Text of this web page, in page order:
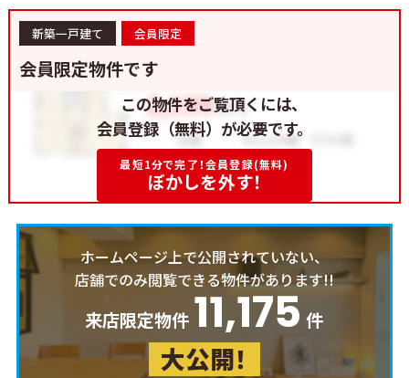
新築一戸建て 会員限定
会員限定物件です
この物件をご覧頂くには、
会員登録（無料）が必要です。
最短1分で完了！会員登録(無料)
ぼかしを外す！
ホームページ上で公開されていない、
店舗でのみ閲覧できる物件があります!!
来店限定物件 11,175 件
大公開！